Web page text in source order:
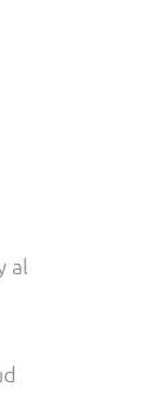
al